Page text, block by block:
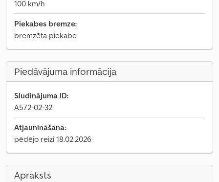
100 km/h
Piekabes bremze:
bremzēta piekabe
Piedāvājuma informācija
Sludinājuma ID:
A572-02-32
Atjaunināšana:
pēdējo reizi 18.02.2026
Apraksts